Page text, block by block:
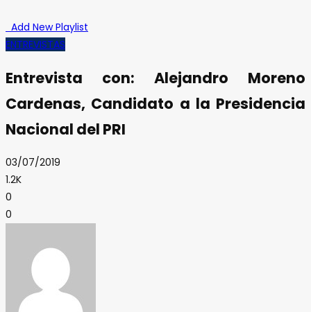
Add New Playlist
ENTREVISTAS
Entrevista con: Alejandro Moreno
Cardenas, Candidato a la Presidencia
Nacional del PRI
03/07/2019
1.2K
0
0